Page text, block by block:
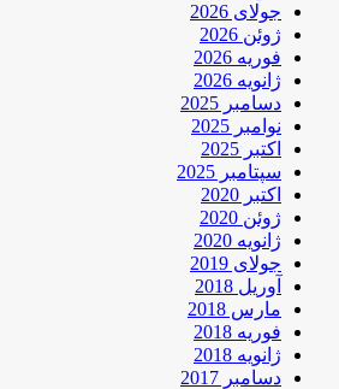
جولای 2026
ژوئن 2026
فوریه 2026
ژانویه 2026
دسامبر 2025
نوامبر 2025
اکتبر 2025
سپتامبر 2025
اکتبر 2020
ژوئن 2020
ژانویه 2020
جولای 2019
آوریل 2018
مارس 2018
فوریه 2018
ژانویه 2018
دسامبر 2017